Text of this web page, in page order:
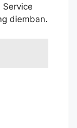
diemban.